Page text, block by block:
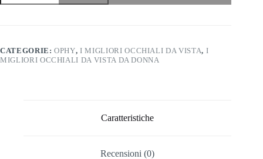
Stone
CATEGORIE:OPHY,I MIGLIORI OCCHIALI DA VISTA, I
MIGLIORI OCCHIALI DA VISTA DA DONNA
Caratteristiche
Recensioni (0)